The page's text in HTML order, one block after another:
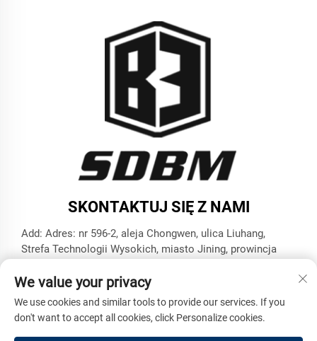
SKONTAKTUJ SIĘ Z NAMI
Add: Adres: nr 596-2, aleja Chongwen, ulica Liuhang,
Strefa Technologii Wysokich, miasto Jining, prowincja
Tel: +86-17853787374
E-mail:[email protected]
We value your privacy
We use cookies and similar tools to provide our services. If you
don't want to accept all cookies, click Personalize cookies.